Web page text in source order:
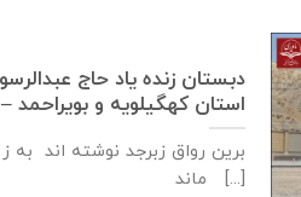
دبستان زنده ياد حاج
استان كهگيلويه و بويراحمد – ۱۰ آبان‌ماه ۱۳۹۹
برین رواق زبرجد نوشته اند
ماند [...]